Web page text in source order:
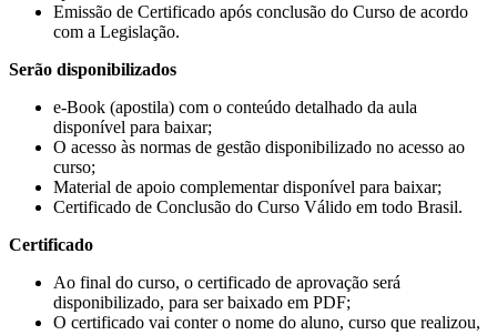
Emissão de Certificado após conclusão do Curso de acordo
com a Legislação.
Serão disponibilizados
e-Book (apostila) com o conteúdo detalhado da aula
disponível para baixar;
O acesso às normas de gestão disponibilizado no acesso ao
curso;
Material de apoio complementar disponível para baixar;
Certificado de Conclusão do Curso Válido em todo Brasil.
Certificado
Ao final do curso, o certificado de aprovação será
disponibilizado, para ser baixado em PDF;
O certificado vai conter o nome do aluno, curso que realizou,